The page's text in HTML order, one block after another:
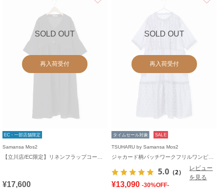
SOLD OUT
再入荷受付
EC・一部店舗限定
Samansa Mos2
¥17,600
SOLD OUT
再入荷受付
タイムセール対象 SALE
TSUHARU by Samansa Mos2
5.0 （2）
レビュー
を見る
¥13,090 -30%OFF-